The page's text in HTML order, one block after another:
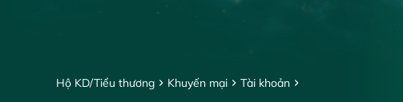
Hộ KD/Tiểu thương Khuyến mại Tài khoản